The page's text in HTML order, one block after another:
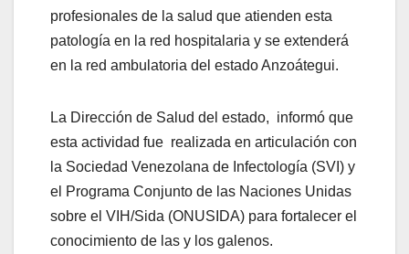
profesionales de la salud que atienden esta
patología en la red hospitalaria y se extenderá
en la red ambulatoria del estado Anzoátegui.
La Dirección de Salud del estado, informó que
esta actividad fue realizada en articulación con
la Sociedad Venezolana de Infectología (SVI) y
el Programa Conjunto de las Naciones Unidas
sobre el VIH/Sida (ONUSIDA) para fortalecer el
conocimiento de las y los galenos.